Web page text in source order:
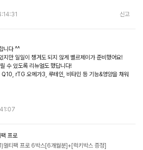
신고
니다 ^^
지만 일일이 챙겨도 되지 않게 벨르제이가 준비했어요!
수 있도록 리뉴얼도 했답니다!
Q10, rTG 오메가3, 루테인, 비타민 등 기능&영양을 채워
프로
멀티팩 프로 6박스[6개월분]+[럭키박스 증정]